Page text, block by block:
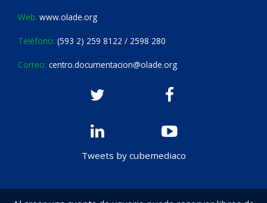
Web: www.olade.org
Teléfono: (593 2) 259 8122 / 2598 280
Correo: centro.documentacion@olade.org
Tweets by cubemediaco